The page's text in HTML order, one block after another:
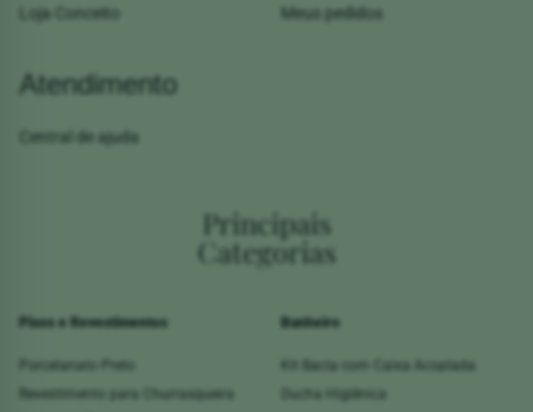
Loja Conceito
Meus pedidos
Atendimento
Central de ajuda
Principais
Categorias
Pisos e Revestimentos
Porcelanato Preto
Revestimento para Churrasqueira
Banheiro
Kit Bacia com Caixa Acoplada
Ducha Higiênica